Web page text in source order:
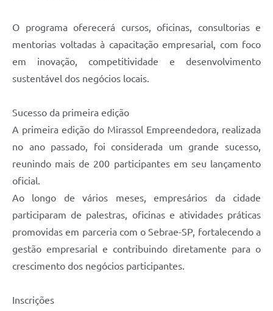
O programa oferecerá cursos, oficinas, consultorias e
mentorias voltadas à capacitação empresarial, com foco
em inovação, competitividade e desenvolvimento
sustentável dos negócios locais.
Sucesso da primeira edição
A primeira edição do Mirassol Empreendedora, realizada
no ano passado, foi considerada um grande sucesso,
reunindo mais de 200 participantes em seu lançamento
oficial.
Ao longo de vários meses, empresários da cidade
participaram de palestras, oficinas e atividades práticas
promovidas em parceria com o Sebrae-SP, fortalecendo a
gestão empresarial e contribuindo diretamente para o
crescimento dos negócios participantes.
Inscrições